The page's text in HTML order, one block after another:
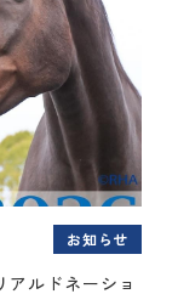
お知らせ
アルドネーショ